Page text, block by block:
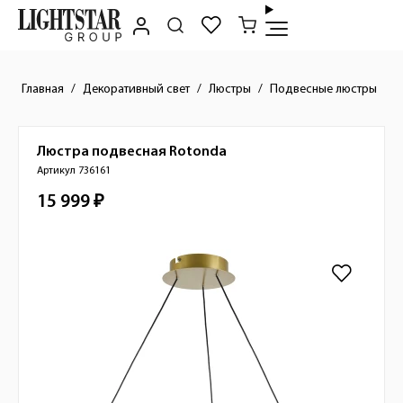
Главная Декоративный свет Люстры Подвесные люстры
Краткое описание товара
Изображения товара
Люстра подвесная Rotonda
Артикул 736161
Стоимость товара
15 999 ₽